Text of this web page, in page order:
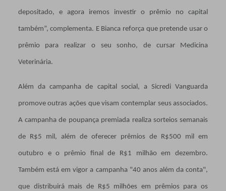
depositado, e agora iremos investir o prêmio no capital
também”, complementa. E Bianca reforça que pretende usar o
prêmio para realizar o seu sonho, de cursar Medicina
Veterinária.
Além da campanha de capital social, a Sicredi Vanguarda
promove outras ações que visam contemplar seus associados.
A campanha de poupança premiada realiza sorteios semanais
de R$5 mil, além de oferecer prêmios de R$500 mil em
outubro e o prêmio final de R$1 milhão em dezembro.
Também está em vigor a campanha "40 anos além da conta",
que distribuirá mais de R$5 milhões em prêmios para os